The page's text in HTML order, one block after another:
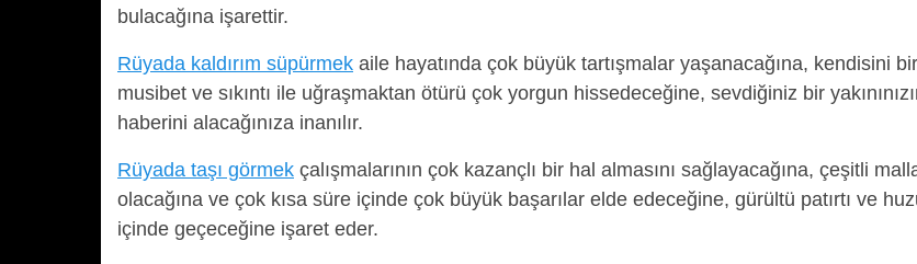
bulacağına işarettir.
Rüyada kaldırım süpürmek aile hayatında çok büyük tartışmalar yaşanacağına, kendisini
musibet ve sıkıntı ile uğraşmaktan ötürü çok yorgun hissedeceğine, sevdiğiniz bir
haberini alacağınıza inanılır.
Rüyada taşı görmek çalışmalarının çok kazançlı bir hal almasını sağlayacağına, çeşitli
olacağına ve çok kısa süre içinde çok büyük başarılar elde edeceğine, gürültü patırtı ve
içinde geçeceğine işaret eder.